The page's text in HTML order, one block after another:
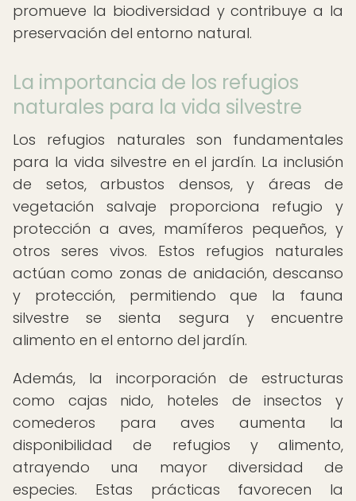
promueve la biodiversidad y contribuye a la
preservación del entorno natural.
La importancia de los refugios
naturales para la vida silvestre
Los refugios naturales son fundamentales
para la vida silvestre en el jardín. La inclusión
de setos, arbustos densos, y áreas de
vegetación salvaje proporciona refugio y
protección a aves, mamíferos pequeños, y
otros seres vivos. Estos refugios naturales
actúan como zonas de anidación, descanso
y protección, permitiendo que la fauna
silvestre se sienta segura y encuentre
alimento en el entorno del jardín.
Además, la incorporación de estructuras
como cajas nido, hoteles de insectos y
comederos para aves aumenta la
disponibilidad de refugios y alimento,
atrayendo una mayor diversidad de
especies. Estas prácticas favorecen la